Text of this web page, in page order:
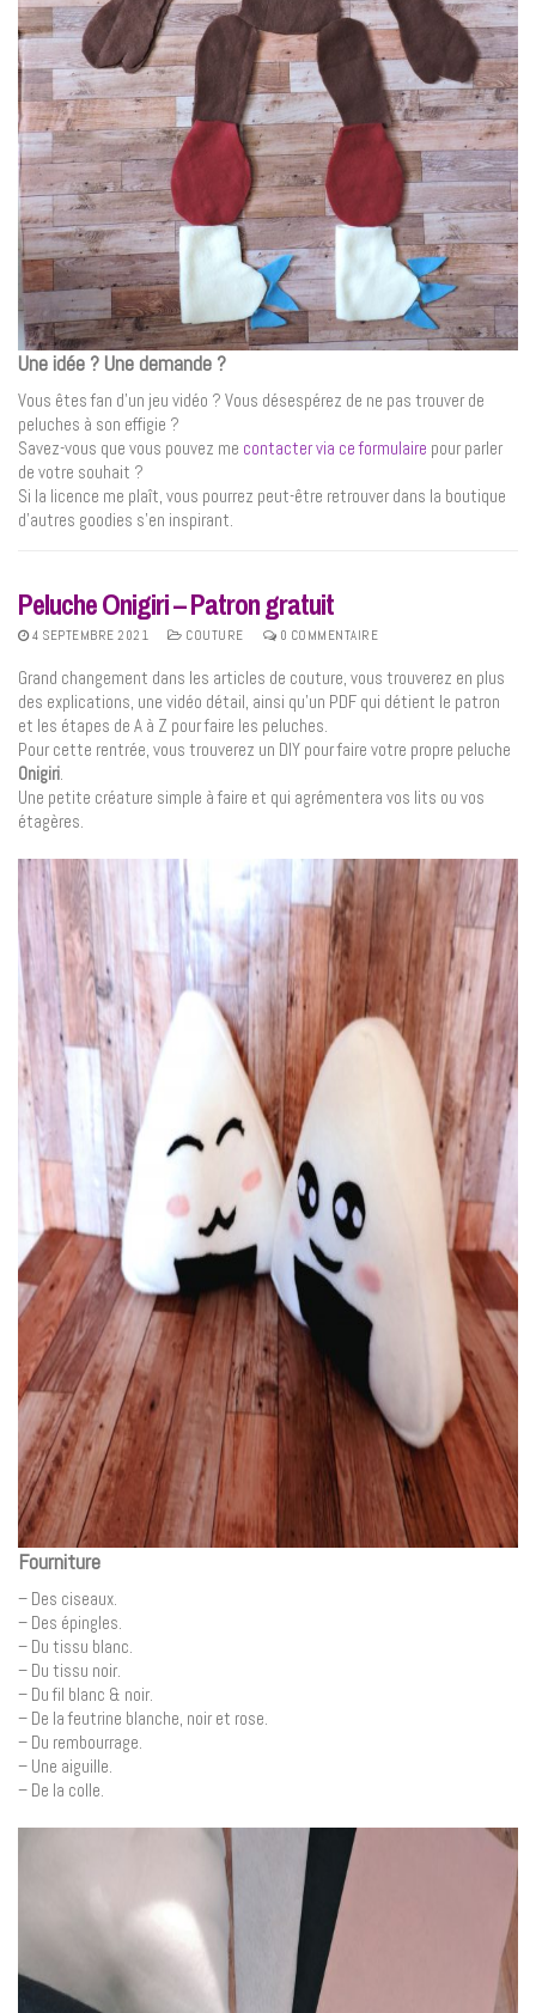
Une idée ? Une demande ?
Vous êtes fan d’un jeu vidéo ? Vous désespérez de ne pas trouver de
peluches à son effigie ?
Savez-vous que vous pouvez me contacter via ce formulaire pour parler
de votre souhait ?
Si la licence me plaît, vous pourrez peut-être retrouver dans la boutique
d’autres goodies s’en inspirant.
Peluche Onigiri – Patron gratuit
4 SEPTEMBRE 2021 COUTURE 0 COMMENTAIRE
Grand changement dans les articles de couture, vous trouverez en plus
des explications, une vidéo détail, ainsi qu’un PDF qui détient le patron
et les étapes de A à Z pour faire les peluches.
Pour cette rentrée, vous trouverez un DIY pour faire votre propre peluche
Onigiri.
Une petite créature simple à faire et qui agrémentera vos lits ou vos
étagères.
Fourniture
– Des ciseaux.
– Des épingles.
– Du tissu blanc.
– Du tissu noir.
– Du fil blanc & noir.
– De la feutrine blanche, noir et rose.
– Du rembourrage.
– Une aiguille.
– De la colle.